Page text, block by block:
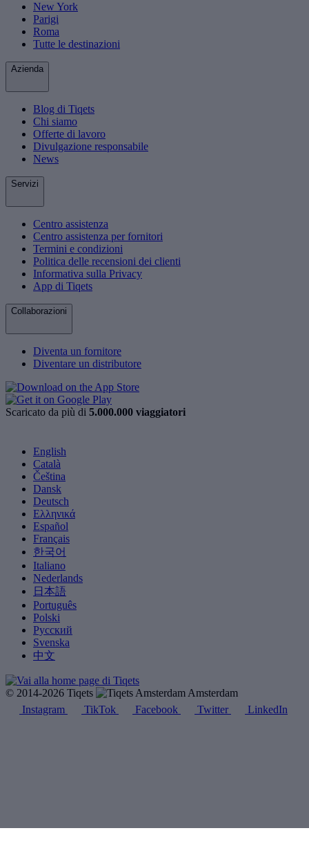
New York
Parigi
Roma
Tutte le destinazioni
Azienda
Blog di Tiqets
Chi siamo
Offerte di lavoro
Divulgazione responsabile
News
Servizi
Centro assistenza
Centro assistenza per fornitori
Termini e condizioni
Politica delle recensioni dei clienti
Informativa sulla Privacy
App di Tiqets
Collaborazioni
Diventa un fornitore
Diventare un distributore
Scaricato da più di 5.000.000 viaggiatori
English
Català
Čeština
Dansk
Deutsch
Ελληνικά
Español
Français
한국어
Italiano
Nederlands
日本語
Português
Polski
Русский
Svenska
中文
© 2014-2026 Tiqets
Amsterdam
Instagram
TikTok Facebook Twitter LinkedIn